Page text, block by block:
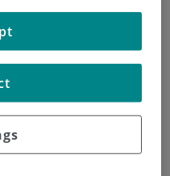
productos del tabaco.
deshabituación tabáquica
con nicotina y
tanto el consumo activo
humo ambiental.